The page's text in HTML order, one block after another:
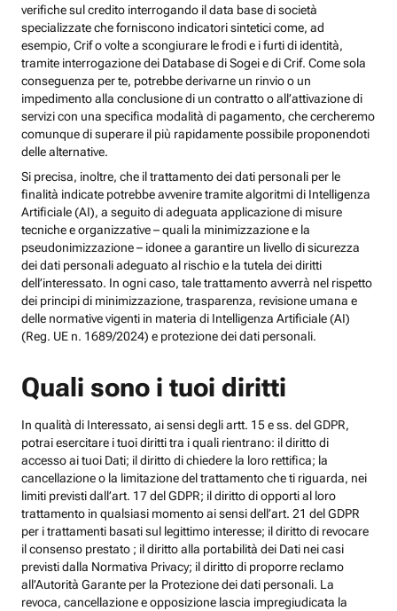
verifiche sul credito interrogando il data base di società
specializzate che forniscono indicatori sintetici come, ad
esempio, Crif o volte a scongiurare le frodi e i furti di identità,
tramite interrogazione dei Database di Sogei e di Crif. Come sola
conseguenza per te, potrebbe derivarne un rinvio o un
impedimento alla conclusione di un contratto o all’attivazione di
servizi con una specifica modalità di pagamento, che cercheremo
comunque di superare il più rapidamente possibile proponendoti
delle alternative.
Si precisa, inoltre, che il trattamento dei dati personali per le
finalità indicate potrebbe avvenire tramite algoritmi di Intelligenza
Artificiale (AI), a seguito di adeguata applicazione di misure
tecniche e organizzative – quali la minimizzazione e la
pseudonimizzazione – idonee a garantire un livello di sicurezza
dei dati personali adeguato al rischio e la tutela dei diritti
dell’interessato. In ogni caso, tale trattamento avverrà nel rispetto
dei principi di minimizzazione, trasparenza, revisione umana e
delle normative vigenti in materia di Intelligenza Artificiale (AI)
(Reg. UE n. 1689/2024) e protezione dei dati personali.
Quali sono i tuoi diritti
In qualità di Interessato, ai sensi degli artt. 15 e ss. del GDPR,
potrai esercitare i tuoi diritti tra i quali rientrano: il diritto di
accesso ai tuoi Dati; il diritto di chiedere la loro rettifica; la
cancellazione o la limitazione del trattamento che ti riguarda, nei
limiti previsti dall’art. 17 del GDPR; il diritto di opporti al loro
trattamento in qualsiasi momento ai sensi dell’art. 21 del GDPR
per i trattamenti basati sul legittimo interesse; il diritto di revocare
il consenso prestato ; il diritto alla portabilità dei Dati nei casi
previsti dalla Normativa Privacy; il diritto di proporre reclamo
all’Autorità Garante per la Protezione dei dati personali. La
revoca, cancellazione e opposizione lascia impregiudicata la